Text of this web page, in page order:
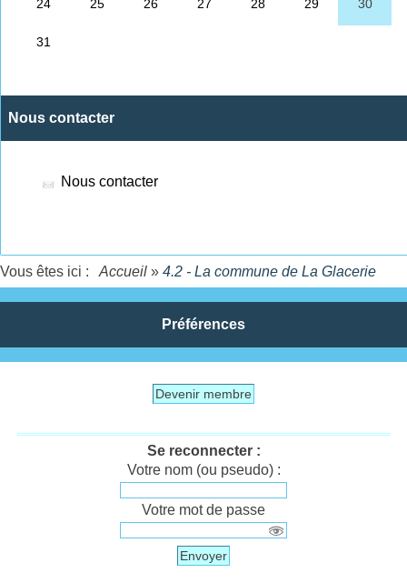
Nous contacter
Nous contacter
Vous êtes ici : Accueil » 4.2 - La commune de La Glacerie
Préférences
Devenir membre
Se reconnecter :
Votre nom (ou pseudo) :
Votre mot de passe
Envoyer